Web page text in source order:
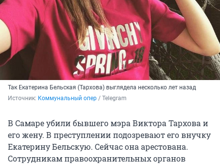
Так Екатерина Бельская (Тархова) выглядела несколько лет назад
Источник: Коммунальный опер / Telegram
В Самаре убили бывшего мэра Виктора Тархова и
его жену. В преступлении подозревают его внучку
Екатерину Бельскую. Сейчас она арестована.
Сотрудникам правоохранительных органов